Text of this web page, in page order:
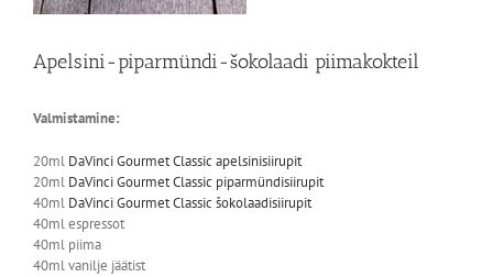
Apelsini-piparmündi-šokolaadi piimakokteil
Valmistamine:
20ml DaVinci Gourmet Classic apelsinisiirupit
20ml DaVinci Gourmet Classic piparmündisiirupit
40ml DaVinci Gourmet Classic šokolaadisiirupit
40ml espressot
40ml piima
40ml vanilje jäätist